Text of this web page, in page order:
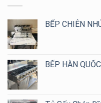
BẾP CHIÊN
BẾP HÀN